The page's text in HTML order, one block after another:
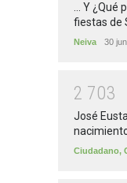
... Y ¿Qué
fiestas de
Neiva 30
2 703
José
Ciudadano,